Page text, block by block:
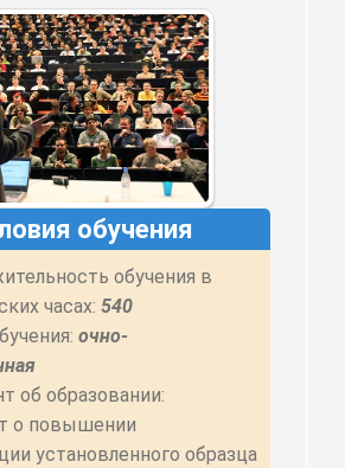
обучения
часах: 540
очно-
о повышении
установленного образца